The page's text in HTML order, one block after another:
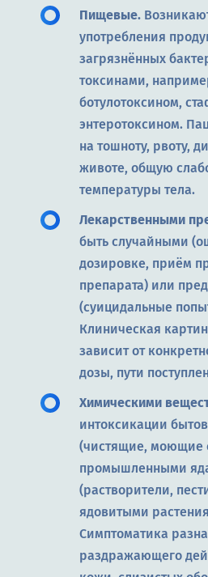
Пищевые.
употребления
загрязнённых
токсинами,
ботулотоксином,
энтеротоксином.
на тошноту, рвоту,
животе, общую
температуры тела.
Лекарственными
быть случайными
дозировке, приём
препарата) или
(суицидальные
Клиническая
зависит от
дозы, пути
Химическими
интоксикации
(чистящие, моющие
промышленными
(растворители,
ядовитыми
Симптоматика
раздражающего